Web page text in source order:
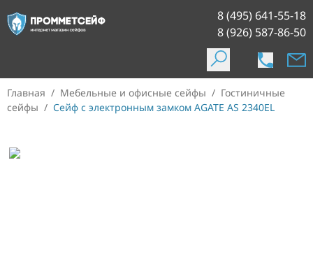
8 (495) 641-55-18
8 (926) 587-86-50
Главная / Мебельные и офисные сейфы / Гостиничные
сейфы / Сейф с электронным замком AGATE AS 2340EL